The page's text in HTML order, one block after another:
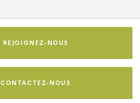
REJOIGNEZ-NOUS
CONTACTEZ-NOUS